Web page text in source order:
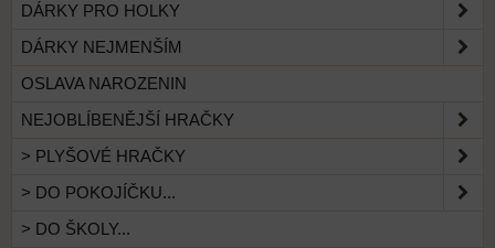
DÁRKY PRO HOLKY
DÁRKY NEJMENŠÍM
OSLAVA NAROZENIN
NEJOBLÍBENĚJŠÍ HRAČKY
> PLYŠOVÉ HRAČKY
> DO POKOJÍČKU...
> DO ŠKOLY...